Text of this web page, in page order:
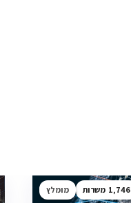
1,746 מומלץ